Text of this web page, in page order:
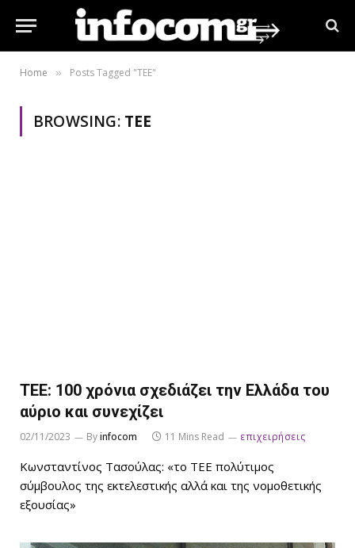
Home » Posts Tagged "ΤΕΕ"
BROWSING: ΤΕΕ
ΤΕΕ: 100 χρόνια σχεδιάζει την Ελλάδα του
αύριο και συνεχίζει
02/11/2023 Byinfocom 11 Mins Read επιχειρήσεις
Κωνσταντίνος Τασούλας: «το ΤΕΕ πολύτιμος
σύμβουλος της εκτελεστικής αλλά και της νομοθετικής
εξουσίας»